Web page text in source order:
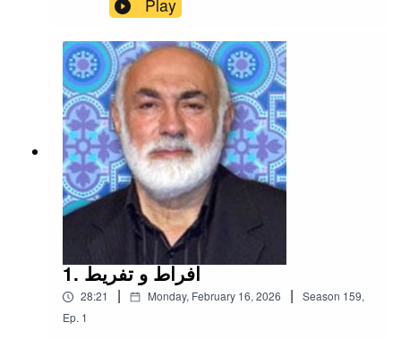
تمامی هموطنانی که دیگر در میان ما نیستند گرامی
باد. هنر ترجمه و تفسیر قرآن مجید مورخهجدهم
اردیبهشت ماه هزار و چهارصد و
پنجاینستاگرامتلگرامایکس (توییتر سابق)
Play
1. افراط و تفریط
28:21 | Monday, February 16, 2026 | Season 159,
Ep. 1